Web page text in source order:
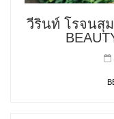
วีรินท์ โรจนสุม